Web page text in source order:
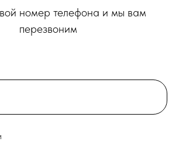
номер телефона и мы вам
перезвоним